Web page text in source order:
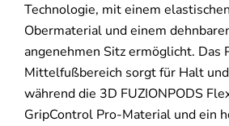
Technologie, mit einem
Obermaterial und einem
angenehmen Sitz ermöglicht. Das
Mittelfußbereich sorgt für Halt
während die 3D FUZIONPODS
GripControl Pro-Material und ein